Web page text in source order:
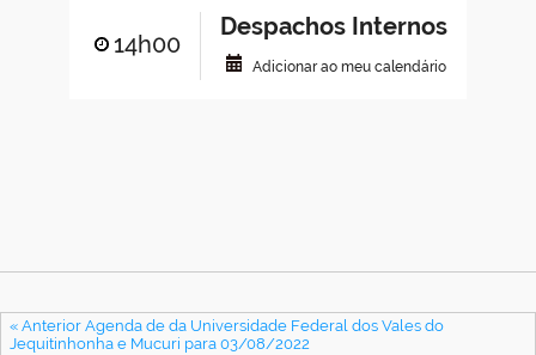
14h00
Despachos Internos
Adicionar ao meu calendário
« Anterior Agenda de da Universidade Federal dos Vales do
Jequitinhonha e Mucuri para 03/08/2022